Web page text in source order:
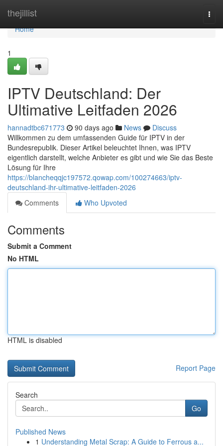
thejillist
Home
Home
1
IPTV Deutschland: Der
Ultimative Leitfaden 2026
hannadtbc671773 90 days ago News
Discuss
Willkommen zu dem umfassenden Guide für IPTV in der
Bundesrepublik. Dieser Artikel beleuchtet Ihnen, was IPTV
eigentlich darstellt, welche Anbieter es gibt und wie Sie das Beste
Lösung für Ihre
https://blancheqqjc197572.qowap.com/100274663/iptv-
deutschland-ihr-ultimative-leitfaden-2026
Comments
Who Upvoted
Comments
Submit a Comment
No HTML
HTML is disabled
Report Page
Search
Go
Published News
1 Understanding Metal Scrap: A Guide to Ferrous a...